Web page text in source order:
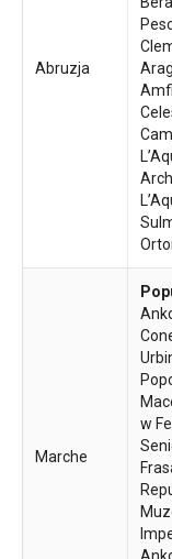
Abruzja
Marche
w